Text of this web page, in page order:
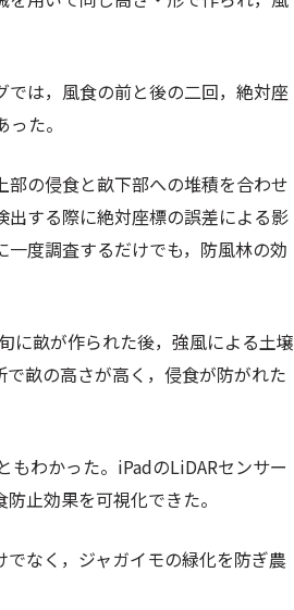
は，風食の前と後の二回，絶対座
た。
の侵食と畝下部への堆積を合わせ
する際に絶対座標の誤差による影
度調査するだけでも，防風林の効
に畝が作られた後，強風による土壌
畝の高さが高く，侵食が防がれた
わかった。iPadのLiDARセンサー
止効果を可視化できた。
なく，ジャガイモの緑化を防ぎ農